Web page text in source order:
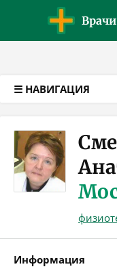
Врачи
☰ НАВИГАЦИЯ
Информация